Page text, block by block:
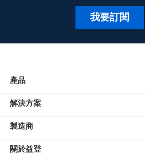
我要訂閱
產品
解決方案
製造商
關於益登